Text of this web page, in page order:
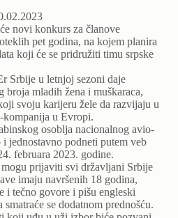
novi konkurs za članove
pet godina, na kojem planira
koji će se pridružiti timu srpske
Srbije u letnjoj sezoni daje
broja mladih žena i muškaraca,
svoju karijeru žele da razvijaju u
kompanija u Evropi.
osoblja nacionalnog avio-
jednostavno podneti putem veb
februara 2023. godine.
prijaviti svi državljani Srbije
imaju navršenih 18 godina,
i tečno govore i pišu engleski
se dodatnom prednošću.